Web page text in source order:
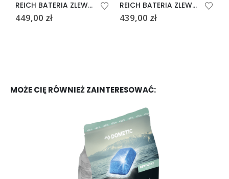
REICH BATERIA ZLEWOWA TREND E CHROME
449,00 zł
REICH BATERIA ZLEWOWA A5 KERAMIK TWIST
439,00 zł
MOŻE CIĘ RÓWNIEŻ ZAINTERESOWAĆ: